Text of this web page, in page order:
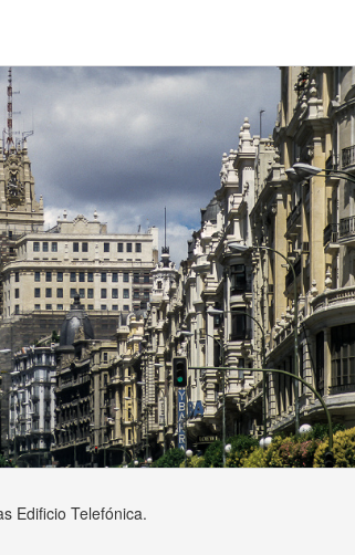
Edificio Telefónica.